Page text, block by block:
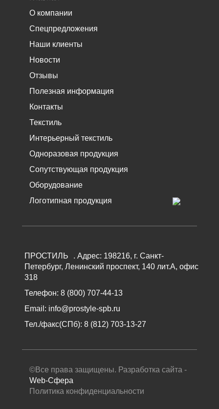
О компании
Спецпредложения
Наши клиенты
Новости
Отзывы
Полезная информация
Контакты
Текстиль
Интерьерный текстиль
Одноразовая продукция
Сопутствующая продукция
Оборудование
Логотипная продукция
ПРОСТИЛЬ . Адрес: 198216, г. Санкт-
Петербург, Ленинский проспект, 140 лит.А, офис
318
Телефон: 8 (800) 707-44-13
Email: info@prostyle-spb.ru
Тел./факс(СПб): 8 (812) 703-13-27
©Все права защищены. Разработка сайта -
Web-Cфера
Политика конфиденциальности